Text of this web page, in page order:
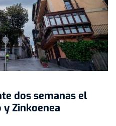
dos semanas el
Zinkoenea